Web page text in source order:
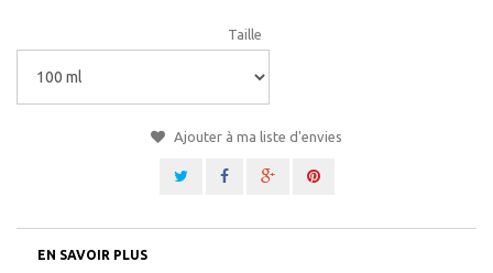
Taille
Ajouter à ma liste d'envies
EN SAVOIR PLUS